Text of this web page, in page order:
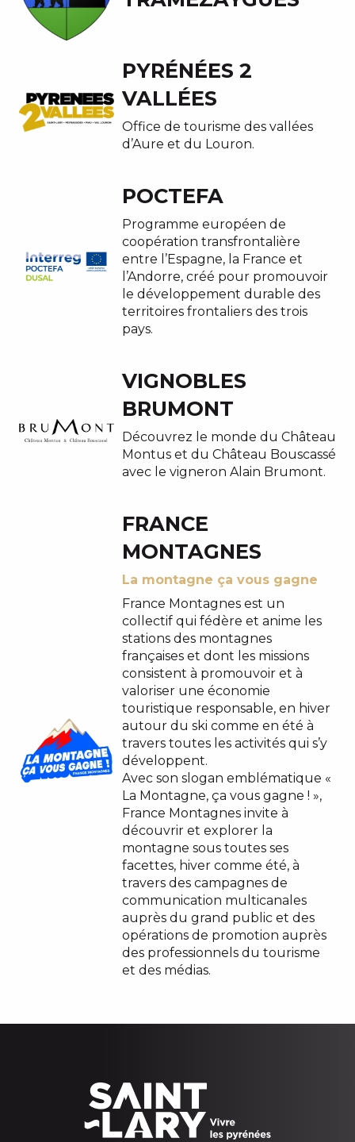
PYRÉNÉES 2
VALLÉES
Office de tourisme des vallées
d’Aure et du Louron.
POCTEFA
Programme européen de
coopération transfrontalière
entre l’Espagne, la France et
l’Andorre, créé pour promouvoir
le développement durable des
territoires frontaliers des trois
pays.
VIGNOBLES
BRUMONT
Découvrez le monde du Château
Montus et du Château Bouscassé
avec le vigneron Alain Brumont.
FRANCE
MONTAGNES
La montagne ça vous gagne
France Montagnes est un
collectif qui fédère et anime les
stations des montagnes
françaises et dont les missions
consistent à promouvoir et à
valoriser une économie
touristique responsable, en hiver
autour du ski comme en été à
travers toutes les activités qui s’y
développent.
Avec son slogan emblématique «
La Montagne, ça vous gagne ! »,
France Montagnes invite à
découvrir et explorer la
montagne sous toutes ses
facettes, hiver comme été, à
travers des campagnes de
communication multicanales
auprès du grand public et des
opérations de promotion auprès
des professionnels du tourisme
et des médias.